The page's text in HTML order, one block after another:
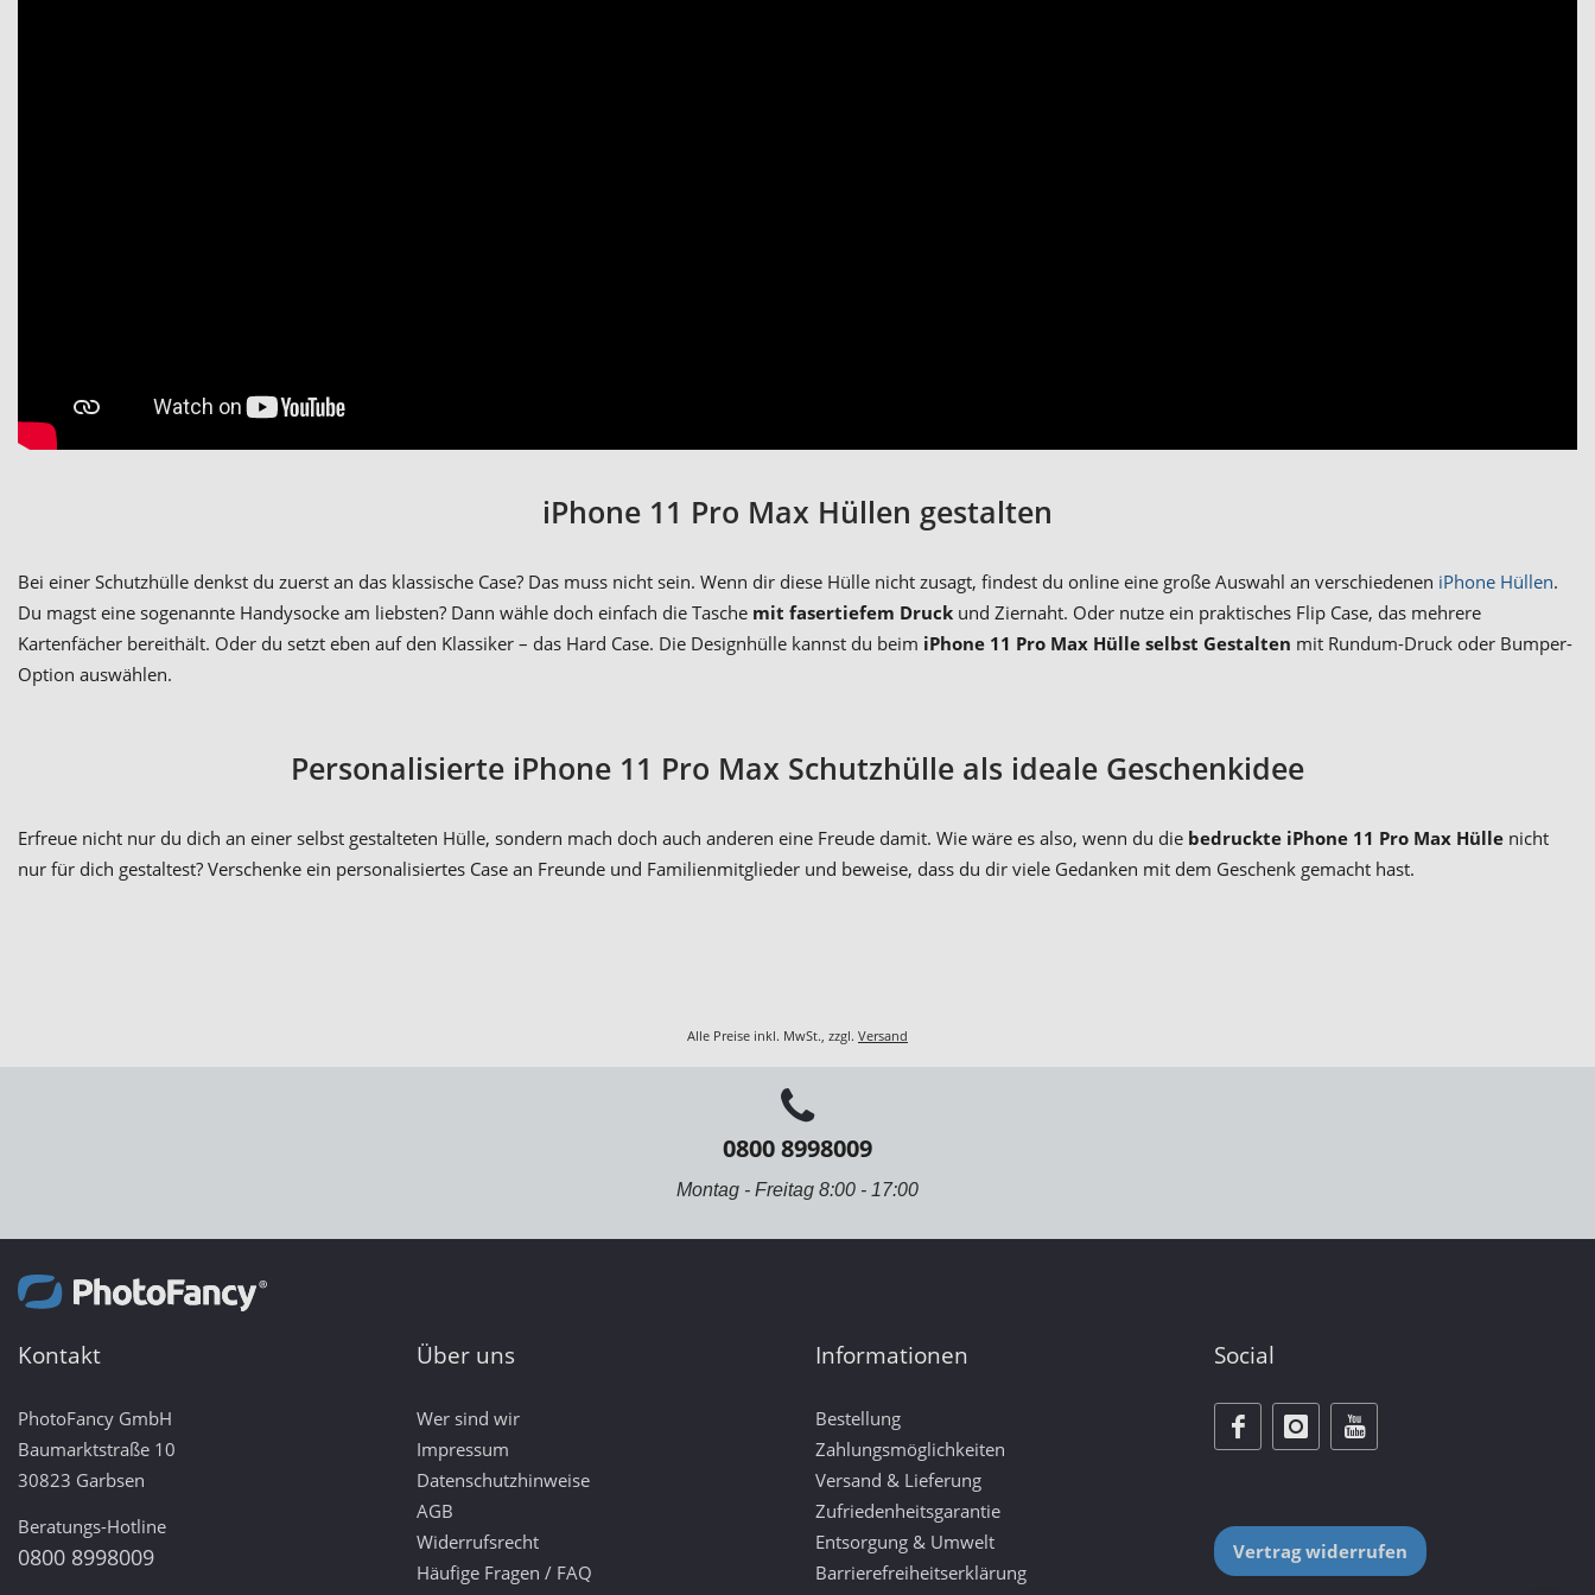
iPhone 11 Pro Max Hüllen gestalten
Bei einer Schutzhülle denkst du zuerst an das klassische Case? Das muss nicht sein. Wenn dir diese Hülle nicht zusagt, findest du online eine große Auswahl an verschiedenen iPhone Hüllen.
Du magst eine sogenannte Handysocke am liebsten? Dann wähle doch einfach die Tasche mit fasertiefem Druck und Ziernaht. Oder nutze ein praktisches Flip Case, das mehrere
Kartenfächer bereithält. Oder du setzt eben auf den Klassiker – das Hard Case. Die Designhülle kannst du beim iPhone 11 Pro Max Hülle selbst Gestalten mit Rundum-Druck oder Bumper-
Option auswählen.
Personalisierte iPhone 11 Pro Max Schutzhülle als ideale Geschenkidee
Erfreue nicht nur du dich an einer selbst gestalteten Hülle, sondern mach doch auch anderen eine Freude damit. Wie wäre es also, wenn du die bedruckte iPhone 11 Pro Max Hülle nicht
nur für dich gestaltest? Verschenke ein personalisiertes Case an Freunde und Familienmitglieder und beweise, dass du dir viele Gedanken mit dem Geschenk gemacht hast.
Alle Preise inkl. MwSt., zzgl. Versand
0800 8998009
Montag - Freitag 8:00 - 17:00
Kontakt
PhotoFancy GmbH
Baumarktstraße 10
30823 Garbsen
Beratungs-Hotline
0800 8998009
Über uns
Wer sind wir
Impressum
Datenschutzhinweise
AGB
Widerrufsrecht
Häufige Fragen / FAQ
Informationen
Bestellung
Zahlungsmöglichkeiten
Versand & Lieferung
Zufriedenheitsgarantie
Entsorgung & Umwelt
Barrierefreiheitserklärung
Social
Vertrag widerrufen